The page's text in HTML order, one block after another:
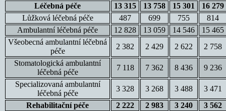
Léčebná péče
13 315 13 758 15 301
16 279
Lůžková léčebná péče
487 699 755
814
Ambulantní léčebná péče
12 828 13 059 14 546
15 465
Všeobecná ambulantní léčebná
péče
2 382 2 429 2 622
2 758
Stomatologická ambulantní
léčebná péče
7 118 7 362 8 436
9 236
Specializovaná ambulantní
léčebná péče
3 328 3 268 3 488
3 471
Rehabilitační péče
2 222 2 983 3 240
3 562